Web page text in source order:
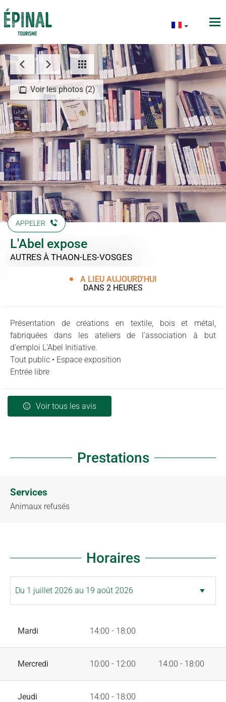
Voir les photos (2)
APPELER
L'Abel expose
AUTRES À THAON-LES-VOSGES
A LIEU AUJOURD'HUI
DANS 2 HEURES
Présentation de créations en textile, bois et métal,
fabriquées dans les ateliers de l'association à but
d'emploi L'Abel Initiative.
Tout public • Espace exposition
Entrée libre
Voir tous les avis
Prestations
Services
Animaux refusés
Horaires
Mardi 14:00 - 18:00
Mercredi 10:00 - 12:00 14:00 - 18:00
Jeudi 14:00 - 18:00